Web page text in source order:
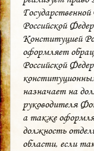
Российской
Конституцией
оформляет
Российской
назначает на
руководителя
а также
должность
области, если